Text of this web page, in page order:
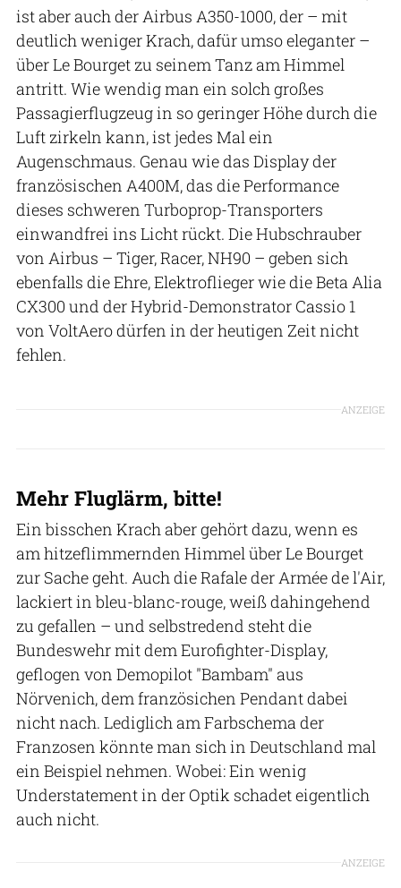
ist aber auch der Airbus A350-1000, der – mit
deutlich weniger Krach, dafür umso eleganter –
über Le Bourget zu seinem Tanz am Himmel
antritt. Wie wendig man ein solch großes
Passagierflugzeug in so geringer Höhe durch die
Luft zirkeln kann, ist jedes Mal ein
Augenschmaus. Genau wie das Display der
französischen A400M, das die Performance
dieses schweren Turboprop-Transporters
einwandfrei ins Licht rückt. Die Hubschrauber
von Airbus – Tiger, Racer, NH90 – geben sich
ebenfalls die Ehre, Elektroflieger wie die Beta Alia
CX300 und der Hybrid-Demonstrator Cassio 1
von VoltAero dürfen in der heutigen Zeit nicht
fehlen.
ANZEIGE
Mehr Fluglärm, bitte!
Ein bisschen Krach aber gehört dazu, wenn es
am hitzeflimmernden Himmel über Le Bourget
zur Sache geht. Auch die Rafale der Armée de l'Air,
lackiert in bleu-blanc-rouge, weiß dahingehend
zu gefallen – und selbstredend steht die
Bundeswehr mit dem Eurofighter-Display,
geflogen von Demopilot "Bambam" aus
Nörvenich, dem französichen Pendant dabei
nicht nach. Lediglich am Farbschema der
Franzosen könnte man sich in Deutschland mal
ein Beispiel nehmen. Wobei: Ein wenig
Understatement in der Optik schadet eigentlich
auch nicht.
ANZEIGE